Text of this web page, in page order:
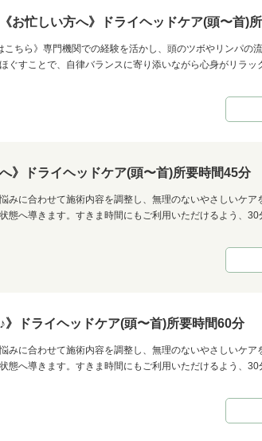
《お忙しい方へ》ドライヘッドケア(頭〜首)
こちら》専門機関での経験を活かし、頭のツボやリンパ
ぐすことで、自律バランスに寄り添いながら心身がリラ
へ》ドライヘッドケア(頭〜首)所要時間45分
みに合わせて施術内容を調整し、無理のないやさしいケ
態へ導きます。すきま時間にもご利用いただけるよう、
♪》ドライヘッドケア(頭〜首)所要時間60分
みに合わせて施術内容を調整し、無理のないやさしいケ
態へ導きます。すきま時間にもご利用いただけるよう、